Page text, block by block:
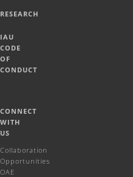
RESEARCH
IAU
CODE
OF
CONDUCT
CONNECT
WITH
US
Collaboration
Opportunities
OAE